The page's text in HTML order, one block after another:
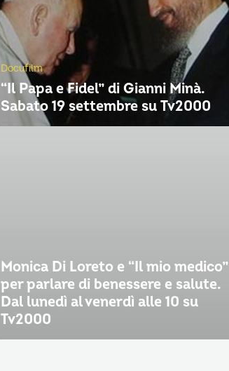
Docufilm
“Il Papa e Fidel” di Gianni Minà.
Sabato 19 settembre su Tv2000
Monica Di Loreto e “Il mio medico”
per parlare di benessere e salute.
Dal lunedì al venerdì alle 10 su
Tv2000